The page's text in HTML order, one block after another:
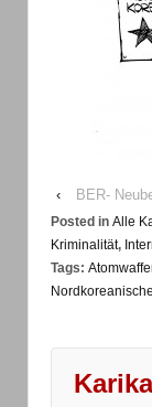
‹ BER-
Posted in Alle
Kriminalität,
Tags: